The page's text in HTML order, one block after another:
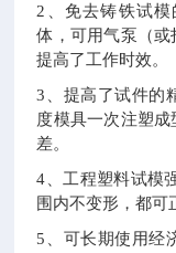
2 、免去铸铁试
体，可用气泵（或
提高了工作时效。
3 、提高了试件
度模具一次注塑
差。
4 、工程塑料试模
围内不变形，都可
5 、可长期使用